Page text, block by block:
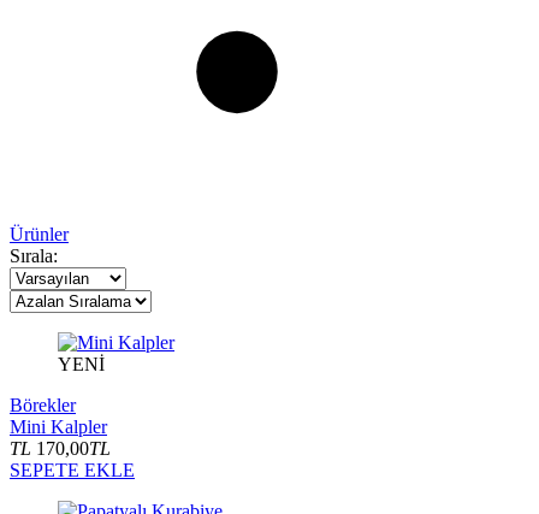
Ürünler
Sırala:
YENİ
Börekler
Mini Kalpler
TL 170,00TL
SEPETE EKLE